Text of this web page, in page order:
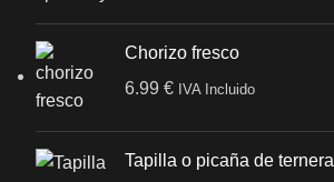
Chorizo fresco
6.99 € IVA Incluido
Tapilla o picaña de ternera